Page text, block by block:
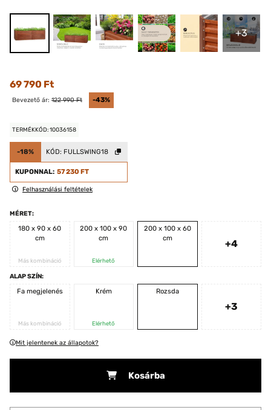
+3
69 790 Ft
Bevezető ár: 122 990 Ft -43%
TERMÉKKÓD: 10036158
-18% KÓD: FULLSWING18
KUPONNAL: 57 230 FT
Felhasználási feltételek
MÉRET:
180 x 90 x 60
cm
Más kombináció
200 x 100 x 90
cm
Elérhető
200 x 100 x 60
cm
+4
ALAP SZÍN:
Fa megjelenés
Más kombináció
Krém
Elérhető
Rozsda
+3
Mit jelentenek az állapotok?
Kosárba